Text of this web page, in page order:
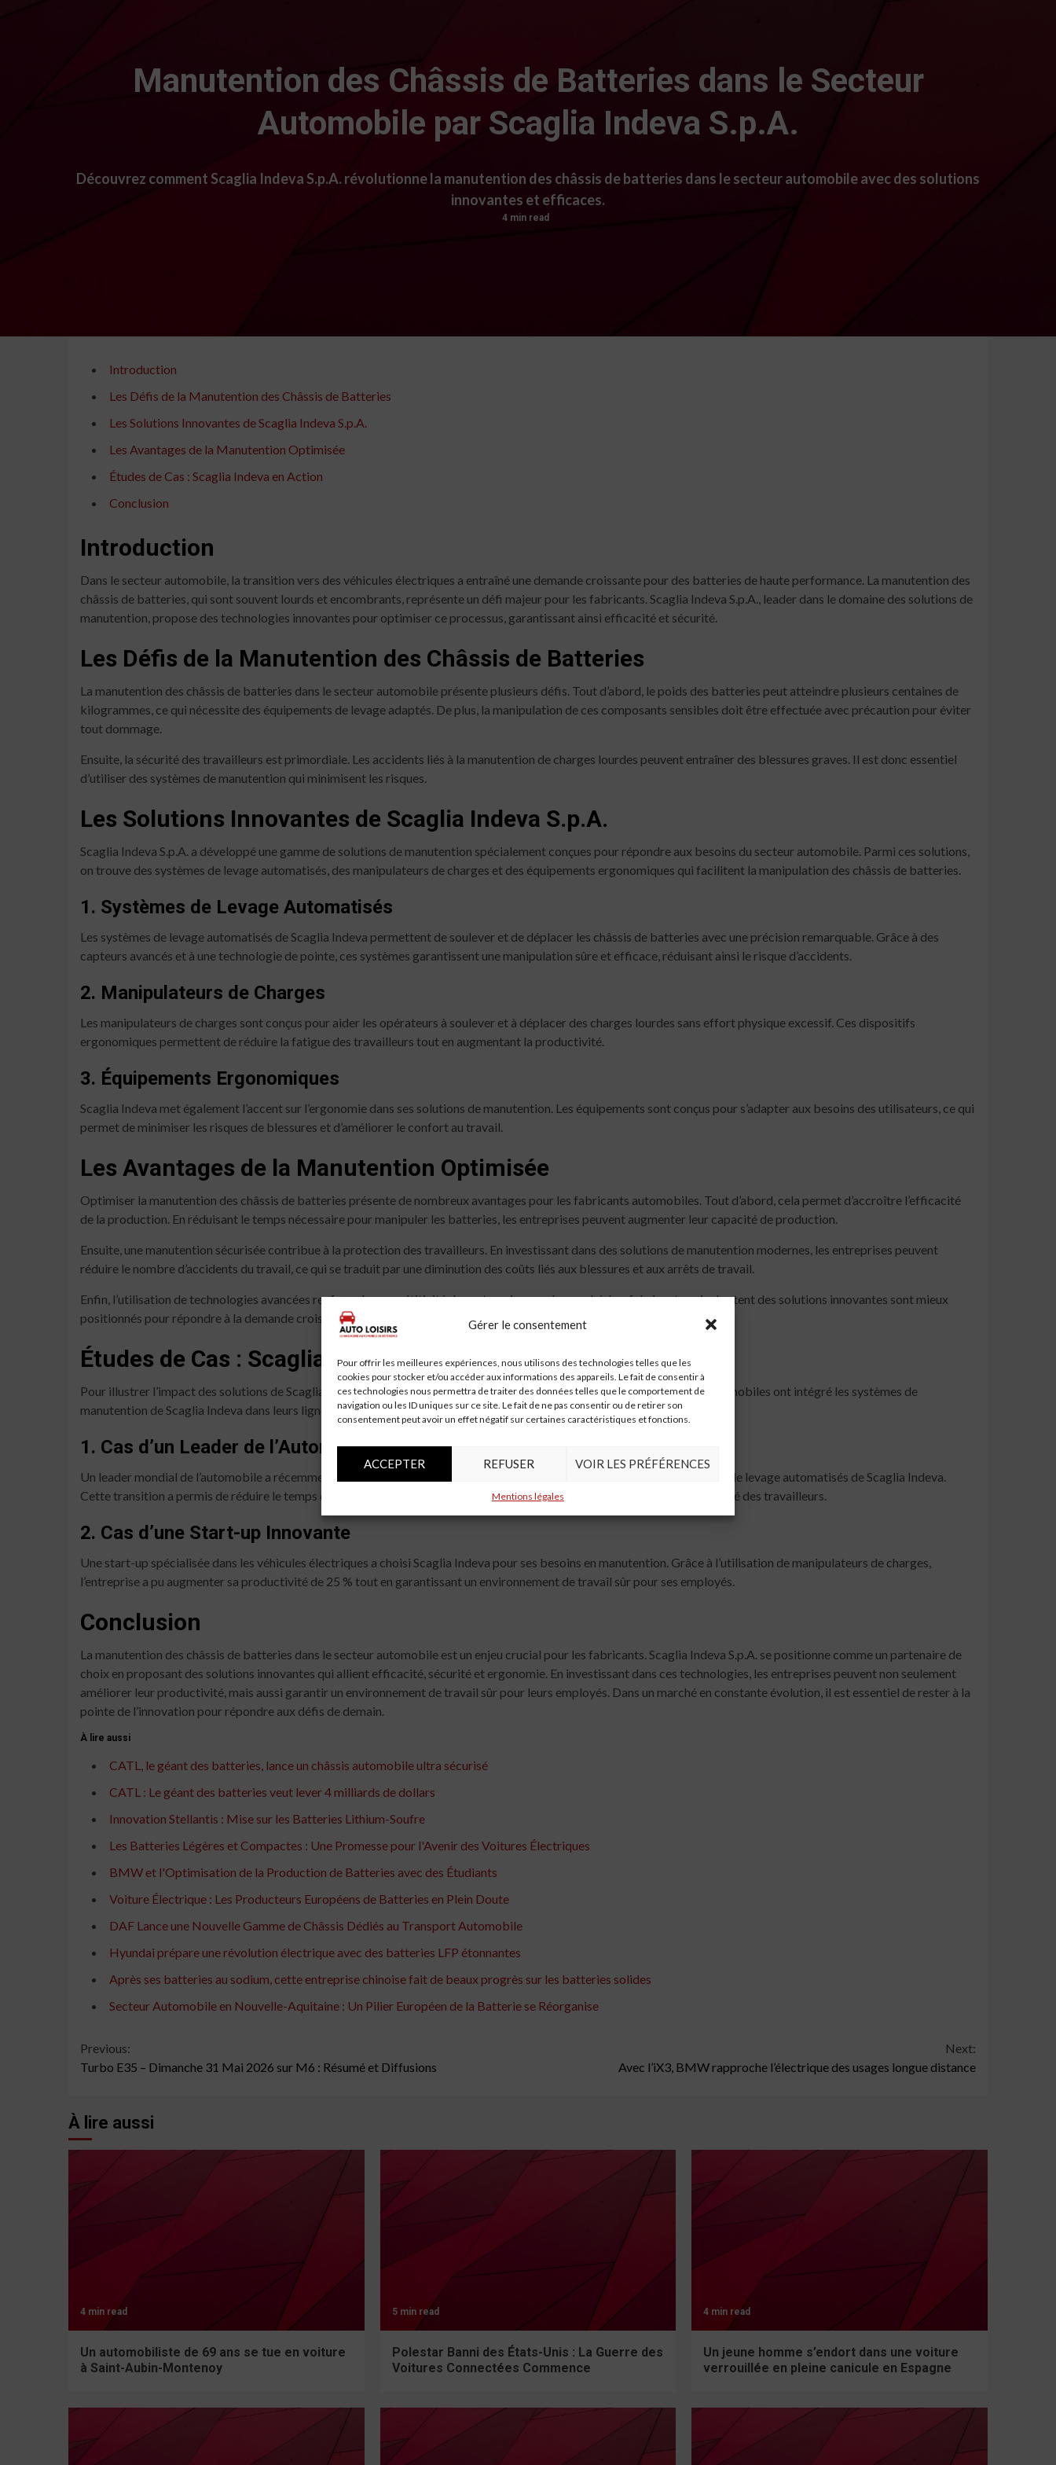
Gérer le consentement
Pour offrir les meilleures expériences, nous utilisons des technologies telles que les
cookies pour stocker et/ou accéder aux informations des appareils. Le fait de consentir à
ces technologies nous permettra de traiter des données telles que le comportement de
navigation ou les ID uniques sur ce site. Le fait de ne pas consentir ou de retirer son
consentement peut avoir un effet négatif sur certaines caractéristiques et fonctions.
ACCEPTER REFUSER VOIR LES PRÉFÉRENCES
Mentions légales
Manutention des Châssis de Batteries dans le Secteur
Automobile par Scaglia Indeva S.p.A.
Découvrez comment Scaglia Indeva S.p.A. révolutionne la manutention des châssis de batteries dans le secteur automobile avec des solutions
innovantes et efficaces.
4 min read
Introduction
Les Défis de la Manutention des Châssis de Batteries
Les Solutions Innovantes de Scaglia Indeva S.p.A.
Les Avantages de la Manutention Optimisée
Études de Cas : Scaglia Indeva en Action
Conclusion
Introduction
Dans le secteur automobile, la transition vers des véhicules électriques a entraîné une demande croissante pour des batteries de haute performance. La manutention des
châssis de batteries, qui sont souvent lourds et encombrants, représente un défi majeur pour les fabricants. Scaglia Indeva S.p.A., leader dans le domaine des solutions de
manutention, propose des technologies innovantes pour optimiser ce processus, garantissant ainsi efficacité et sécurité.
Les Défis de la Manutention des Châssis de Batteries
La manutention des châssis de batteries dans le secteur automobile présente plusieurs défis. Tout d’abord, le poids des batteries peut atteindre plusieurs centaines de
kilogrammes, ce qui nécessite des équipements de levage adaptés. De plus, la manipulation de ces composants sensibles doit être effectuée avec précaution pour éviter
tout dommage.
Ensuite, la sécurité des travailleurs est primordiale. Les accidents liés à la manutention de charges lourdes peuvent entraîner des blessures graves. Il est donc essentiel
d’utiliser des systèmes de manutention qui minimisent les risques.
Les Solutions Innovantes de Scaglia Indeva S.p.A.
Scaglia Indeva S.p.A. a développé une gamme de solutions de manutention spécialement conçues pour répondre aux besoins du secteur automobile. Parmi ces solutions,
on trouve des systèmes de levage automatisés, des manipulateurs de charges et des équipements ergonomiques qui facilitent la manipulation des châssis de batteries.
1. Systèmes de Levage Automatisés
Les systèmes de levage automatisés de Scaglia Indeva permettent de soulever et de déplacer les châssis de batteries avec une précision remarquable. Grâce à des
capteurs avancés et à une technologie de pointe, ces systèmes garantissent une manipulation sûre et efficace, réduisant ainsi le risque d’accidents.
2. Manipulateurs de Charges
Les manipulateurs de charges sont conçus pour aider les opérateurs à soulever et à déplacer des charges lourdes sans effort physique excessif. Ces dispositifs
ergonomiques permettent de réduire la fatigue des travailleurs tout en augmentant la productivité.
3. Équipements Ergonomiques
Scaglia Indeva met également l’accent sur l’ergonomie dans ses solutions de manutention. Les équipements sont conçus pour s’adapter aux besoins des utilisateurs, ce qui
permet de minimiser les risques de blessures et d’améliorer le confort au travail.
Les Avantages de la Manutention Optimisée
Optimiser la manutention des châssis de batteries présente de nombreux avantages pour les fabricants automobiles. Tout d’abord, cela permet d’accroître l’efficacité
de la production. En réduisant le temps nécessaire pour manipuler les batteries, les entreprises peuvent augmenter leur capacité de production.
Ensuite, une manutention sécurisée contribue à la protection des travailleurs. En investissant dans des solutions de manutention modernes, les entreprises peuvent
réduire le nombre d’accidents du travail, ce qui se traduit par une diminution des coûts liés aux blessures et aux arrêts de travail.
Enfin, l’utilisation de technologies avancées renforce la compétitivité des entreprises sur le marché. Les fabricants qui adoptent des solutions innovantes sont mieux
positionnés pour répondre à la demande croissante de véhicules électriques.
Études de Cas : Scaglia Indeva en Action
Pour illustrer l’impact des solutions de Scaglia Indeva, examinons quelques études de cas. Plusieurs grands fabricants automobiles ont intégré les systèmes de
manutention de Scaglia Indeva dans leurs lignes de production, avec des résultats impressionnants.
1. Cas d’un Leader de l’Automobile
Un leader mondial de l’automobile a récemment modernisé sa chaîne de production de batteries en intégrant les systèmes de levage automatisés de Scaglia Indeva.
Cette transition a permis de réduire le temps de manipulation des châssis de batteries de 30 %, tout en améliorant la sécurité des travailleurs.
2. Cas d’une Start-up Innovante
Une start-up spécialisée dans les véhicules électriques a choisi Scaglia Indeva pour ses besoins en manutention. Grâce à l’utilisation de manipulateurs de charges,
l’entreprise a pu augmenter sa productivité de 25 % tout en garantissant un environnement de travail sûr pour ses employés.
Conclusion
La manutention des châssis de batteries dans le secteur automobile est un enjeu crucial pour les fabricants. Scaglia Indeva S.p.A. se positionne comme un partenaire de
choix en proposant des solutions innovantes qui allient efficacité, sécurité et ergonomie. En investissant dans ces technologies, les entreprises peuvent non seulement
améliorer leur productivité, mais aussi garantir un environnement de travail sûr pour leurs employés. Dans un marché en constante évolution, il est essentiel de rester à la
pointe de l’innovation pour répondre aux défis de demain.
À lire aussi
CATL, le géant des batteries, lance un châssis automobile ultra sécurisé
CATL : Le géant des batteries veut lever 4 milliards de dollars
Innovation Stellantis : Mise sur les Batteries Lithium-Soufre
Les Batteries Légères et Compactes : Une Promesse pour l'Avenir des Voitures Électriques
BMW et l'Optimisation de la Production de Batteries avec des Étudiants
Voiture Électrique : Les Producteurs Européens de Batteries en Plein Doute
DAF Lance une Nouvelle Gamme de Châssis Dédiés au Transport Automobile
Hyundai prépare une révolution électrique avec des batteries LFP étonnantes
Après ses batteries au sodium, cette entreprise chinoise fait de beaux progrès sur les batteries solides
Secteur Automobile en Nouvelle-Aquitaine : Un Pilier Européen de la Batterie se Réorganise
Continue
Previous:
Turbo E35 – Dimanche 31 Mai 2026 sur M6 : Résumé et Diffusions
Next:
Avec l’iX3, BMW rapproche l’électrique des usages longue distance
À lire aussi
4 min read
Un automobiliste de 69 ans se tue en voiture
à Saint-Aubin-Montenoy
5 min read
Polestar Banni des États-Unis : La Guerre des
Voitures Connectées Commence
4 min read
Un jeune homme s’endort dans une voiture
verrouillée en pleine canicule en Espagne